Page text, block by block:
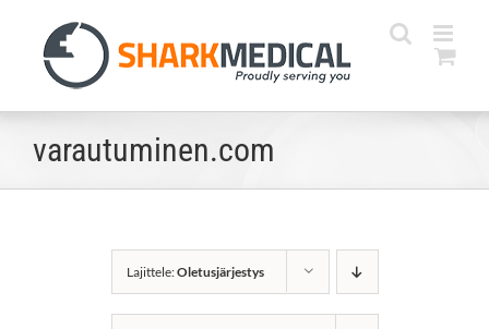
content
varautuminen.com
Lajittele:Oletusjärjestys